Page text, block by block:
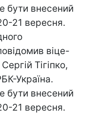
бути внесений
21 вересня.
віце-
Тігіпко,
Україна.
бути внесений
21 вересня.